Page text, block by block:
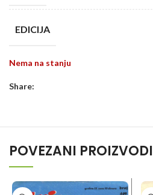
EDICIJA
Nema na stanju
Share:
POVEZANI PROIZVODI